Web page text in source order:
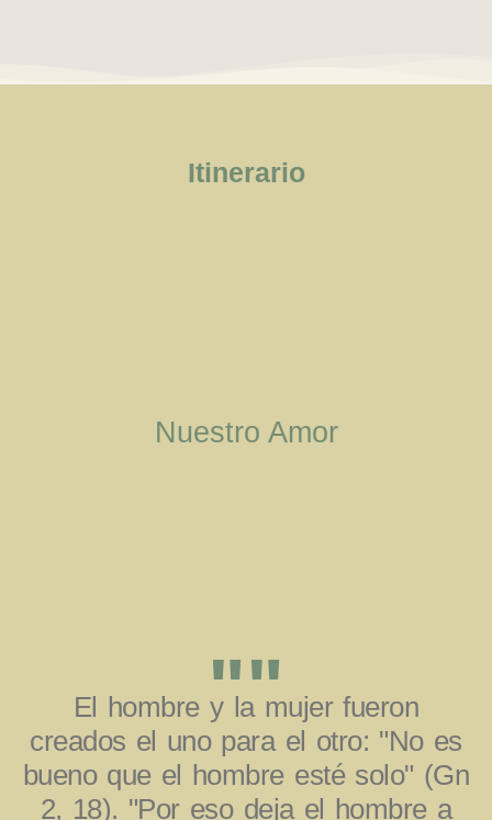
Itinerario
Nuestro Amor
""
El hombre y la mujer fueron
creados el uno para el otro: "No es
bueno que el hombre esté solo" (Gn
2, 18). "Por eso deja el hombre a